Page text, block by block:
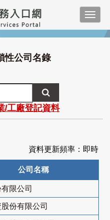
性公司名錄
/工廠登記資料
資料更新頻率：即時
公司名稱
限公司
份有限公司